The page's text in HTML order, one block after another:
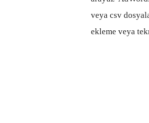
veya csv
ekleme veya